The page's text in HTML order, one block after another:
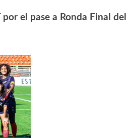
el pase a Ronda Final